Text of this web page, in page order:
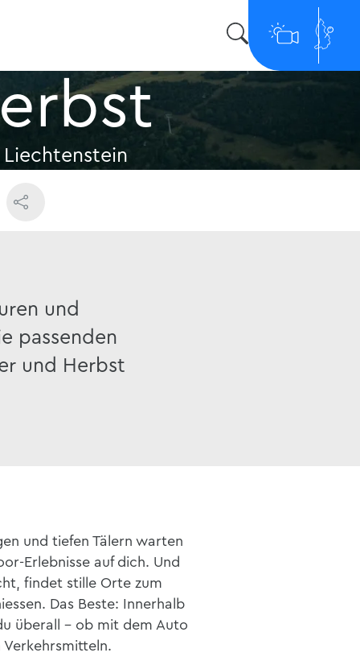
Liechtenstein
und
passenden
und Herbst
und tiefen Tälern warten
Erlebnisse auf dich. Und
findet stille Orte zum
Das Beste: Innerhalb
überall – ob mit dem Auto